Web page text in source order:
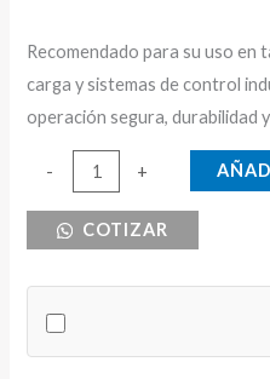
Recomendado para su uso
carga y sistemas de control
operación segura, durabilidad
-
BREAKER
RIEL
CURVA
C
+
COTIZAR